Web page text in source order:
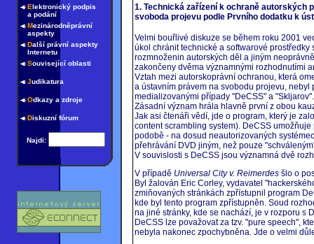
Elektronický podpis
a podání
Mezinárodněprávní
aspekty
Další právní aspekty
Internetu
Související oblasti
Judikatura
Odkazy a zdroje
Diskuzní fórum
Najdi:
1. Technická zařízení k ochraně autorských
svoboda projevu podle Prvního dodatku k
Velmi bouřlivé diskuze se během roku 2001
úkol chránit technické a softwarové
rozmnoženin autorských děl a jiným
zakončeny dvěma významnými rozhodnutími
Vztah mezi autorskoprávní ochranou, která
a ústavním právem na svobodu projevu,
medializovanými případy "DeCSS" a "Skljarov".
Zásadní význam hrála hlavně první z obou
Jak asi čtenáři vědí, jde o program, který je
content scrambling system). DeCSS
podobě - na dosud neautorizovaných
přehrávání DVD jiným, než pouze
V souvislosti s DeCSS jsou významná dvě
V případě Universal City v. Reimerdes šlo o
Byl žalován Eric Corley, vydavatel
zmiňovaných stránkách zpřístupnil program
kde byl tento program zpřístupněn. Soud
na jiné stránky, kde se nachází, je v rozporu s
DeCSS lze považovat za tzv. "pure speech",
nebyla nakonec zpochybněna. Jde o velmi